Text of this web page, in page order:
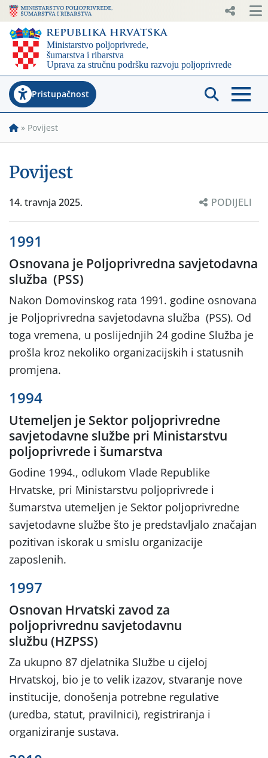
Pristupačnost
» Povijest
Povijest
14. travnja 2025. PODIJELI
1991
Osnovana je Poljoprivredna savjetodavna
služba (PSS)
Nakon Domovinskog rata 1991. godine osnovana
je Poljoprivredna savjetodavna služba (PSS). Od
toga vremena, u poslijednjih 24 godine Služba je
prošla kroz nekoliko organizacijskih i statusnih
promjena.
1994
Utemeljen je Sektor poljoprivredne
savjetodavne službe pri Ministarstvu
poljoprivrede i šumarstva
Godine 1994., odlukom Vlade Republike
Hrvatske, pri Ministarstvu poljoprivrede i
šumarstva utemeljen je Sektor poljoprivredne
savjetodavne službe što je predstavljalo značajan
pozitivan iskorak u smislu organizacije
zaposlenih.
1997
Osnovan Hrvatski zavod za
poljoprivrednu savjetodavnu
službu (HZPSS)
Za ukupno 87 djelatnika Službe u cijeloj
Hrvatskoj, bio je to velik izazov, stvaranje nove
institucije, donošenja potrebne regulative
(uredba, statut, pravilnici), registriranja i
organiziranje sustava.